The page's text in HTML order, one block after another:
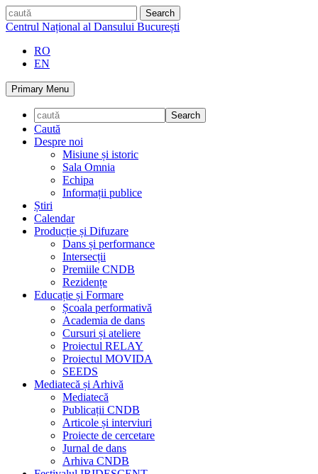
Skip
to
caută
Centrul Național al Dansului București
RO
EN
Primary Menu
Caută
Despre noi
Misiune și istoric
Sala Omnia
Echipa
Informații publice
Știri
Calendar
Producție și Difuzare
Dans și performance
Intersecții
Premiile CNDB
Rezidențe
Educație și Formare
Școala performativă
Academia de dans
Cursuri și ateliere
Proiectul RELAY
Proiectul MOVIDA
SEEDS
Mediatecă și Arhivă
Mediatecă
Publicații CNDB
Articole și interviuri
Proiecte de cercetare
Jurnal de dans
Arhiva CNDB